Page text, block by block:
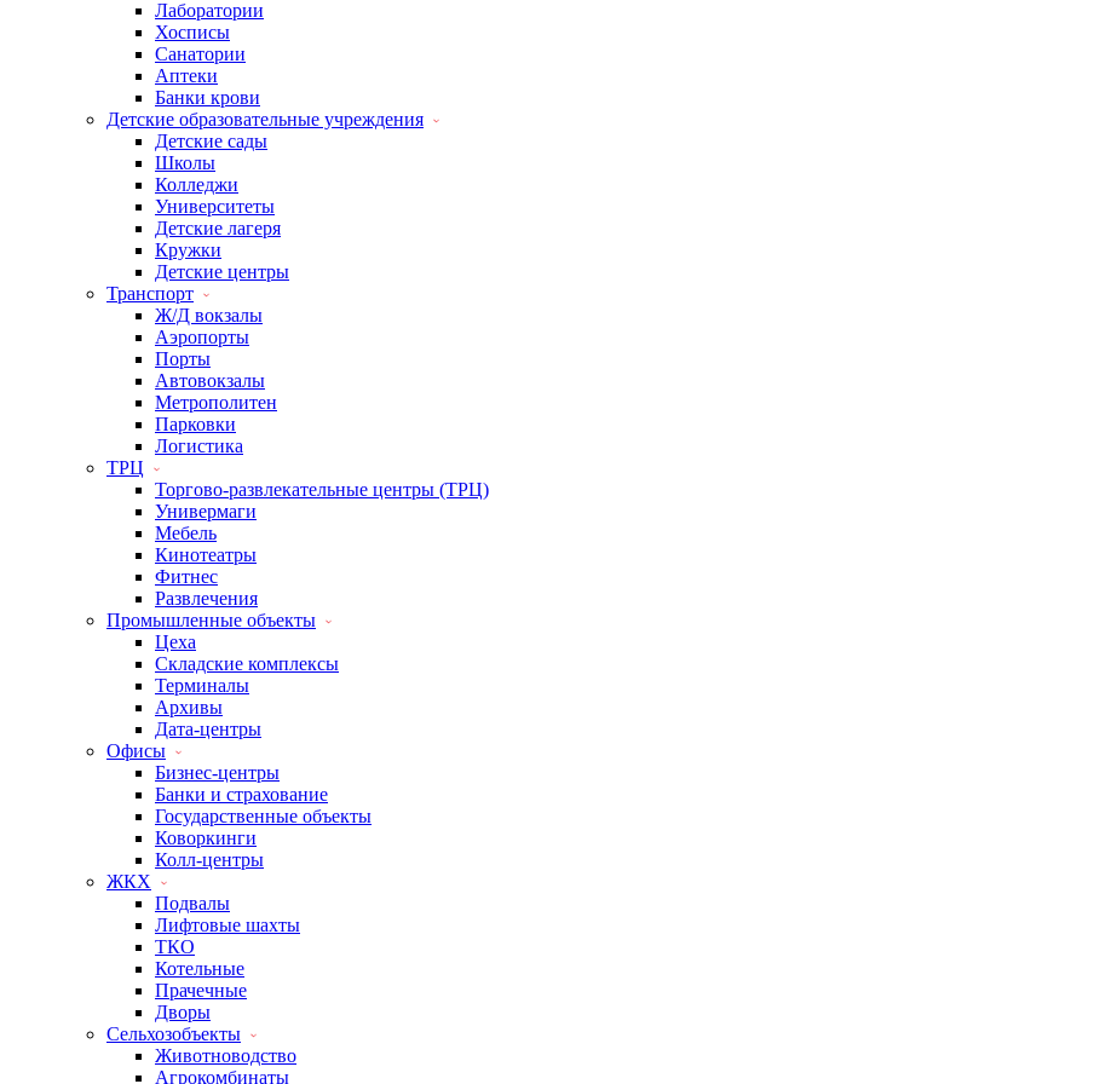
Лаборатории
Хосписы
Санатории
Аптеки
Банки крови
Детские образовательные учреждения
Детские сады
Школы
Колледжи
Университеты
Детские лагеря
Кружки
Детские центры
Транспорт
Ж/Д вокзалы
Аэропорты
Порты
Автовокзалы
Метрополитен
Парковки
Логистика
ТРЦ
Торгово-развлекательные центры (ТРЦ)
Универмаги
Мебель
Кинотеатры
Фитнес
Развлечения
Промышленные объекты
Цеха
Складские комплексы
Терминалы
Архивы
Дата-центры
Офисы
Бизнес-центры
Банки и страхование
Государственные объекты
Коворкинги
Колл-центры
ЖКХ
Подвалы
Лифтовые шахты
ТКО
Котельные
Прачечные
Дворы
Сельхозобъекты
Животноводство
Агрокомбинаты